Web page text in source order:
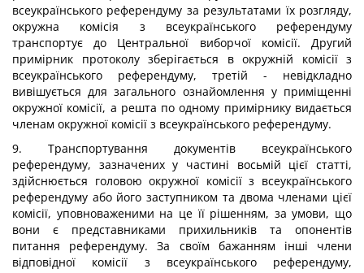
всеукраїнського референдуму за результатами їх розгляду,
окружна комісія з всеукраїнського референдуму
транспортує до Центральної виборчої комісії. Другий
примірник протоколу зберігається в окружній комісії з
всеукраїнського референдуму, третій - невідкладно
вивішується для загального ознайомлення у приміщенні
окружної комісії, а решта по одному примірнику видається
членам окружної комісії з всеукраїнського референдуму.
9. Транспортування документів всеукраїнського
референдуму, зазначених у частині восьмій цієї статті,
здійснюється головою окружної комісії з всеукраїнського
референдуму або його заступником та двома членами цієї
комісії, уповноваженими на це її рішенням, за умови, що
вони є представниками прихильників та опонентів
питання референдуму. За своїм бажанням інші члени
відповідної комісії з всеукраїнського референдуму,